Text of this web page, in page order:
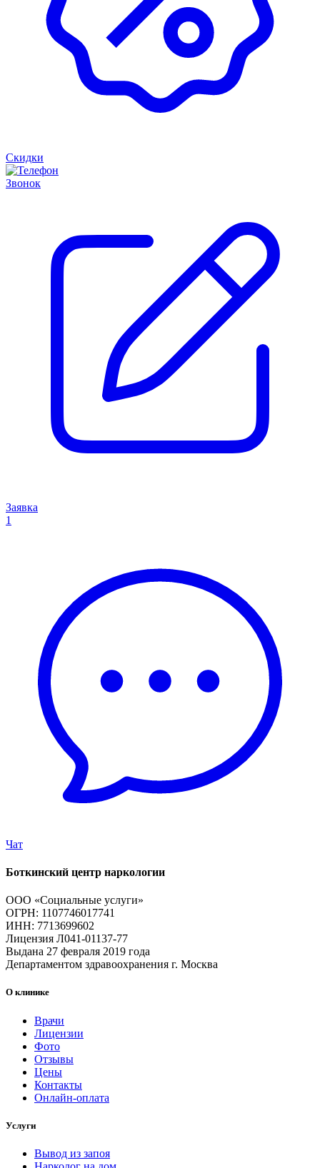
Скидки
Звонок
Заявка
1
Чат
Боткинский центр наркологии
ООО «Социальные услуги»
ОГРН: 1107746017741
ИНН: 7713699602
Лицензия Л041-01137-77
Выдана 27 февраля 2019 года
Департаментом здравоохранения г. Москва
О клинике
Врачи
Лицензии
Фото
Отзывы
Цены
Контакты
Онлайн-оплата
Услуги
Вывод из запоя